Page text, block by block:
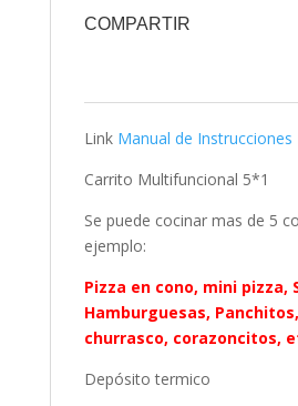
COMPARTIR
Link Manual de Instrucciones
Carrito Multifuncional 5*1
Se puede cocinar mas de 5
ejemplo:
Pizza en cono, mini pizza,
Hamburguesas,
churrasco, corazoncitos,
Depósito termico